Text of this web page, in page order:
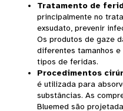
Tratamento de
principalmente no
exsudato, prevenir
Os produtos de gaze
diferentes tamanhos
tipos de feridas.
Procedimentos
é utilizada para
substâncias. As
Bluemed ​​são